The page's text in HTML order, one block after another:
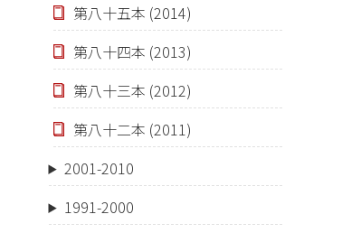
第八十五本 (2014)
第八十四本 (2013)
第八十三本 (2012)
第八十二本 (2011)
2001-2010
1991-2000